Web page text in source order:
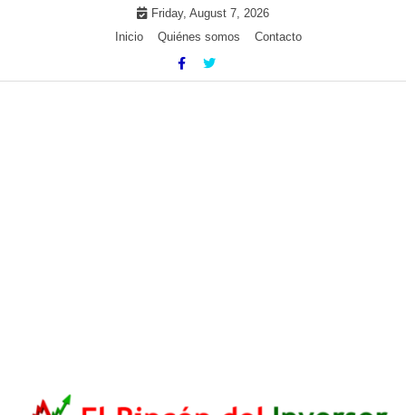
Friday, August 7, 2026
Inicio
Quiénes somos Contacto